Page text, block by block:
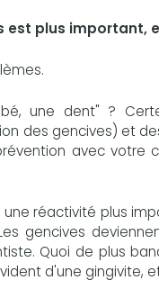
est plus
une dent" ?
des gencives) et
avec votre
réactivité plus
gencives
Quoi de plus
d'une gingivite,